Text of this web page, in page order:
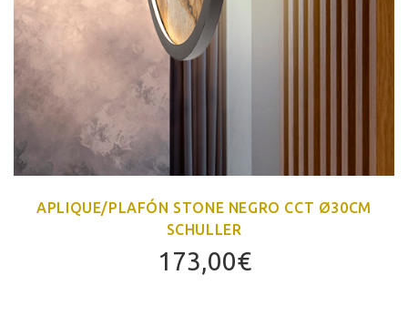
APLIQUE/PLAFÓN STONE NEGRO CCT Ø30CM
SCHULLER
173,00€